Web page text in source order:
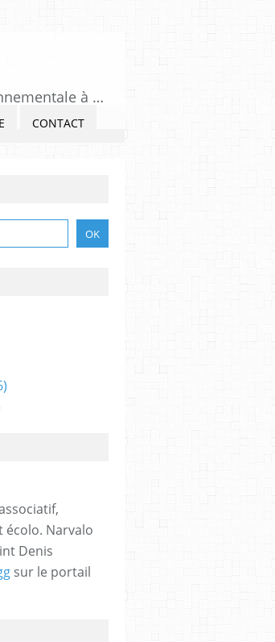
Tous Montreuil, un regard indépendant et critique sur l'actualité politique, citoyenne et environnementale à Montreuil sous Bois, Seine-Saint-Denis. Veiller, Lancer l'alerte, commenter et critiquer l'exercice du pouvoir, s'impliquer dans la Cité, au présent et au futur!
CONTACT
écolo. Narvalo
Denis
sur le portail